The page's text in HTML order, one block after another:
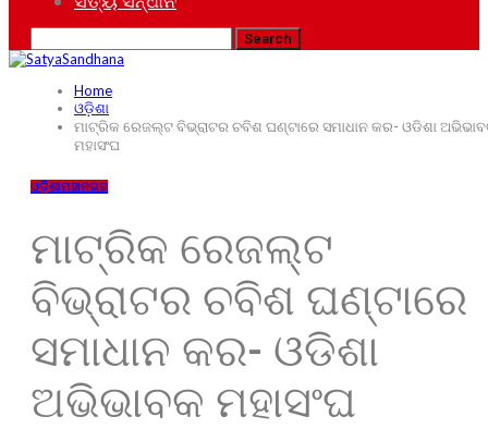
Home
ଓଡ଼ିଶା
ମାଟ୍ରିକ ରେଜଲ୍ଟ ବିଭ୍ରାଟର ଚବିଶ ଘଣ୍ଟାରେ ସମାଧାନ କର- ଓଡିଶା
ମହାସଂଘ
ଓଡ଼ିଶାମହାନଗର
ମାଟ୍ରିକ ରେଜଲ୍ଟ
ବିଭ୍ରାଟର ଚବିଶ ଘଣ୍ଟାରେ
ସମାଧାନ କର- ଓଡିଶା
ଅଭିଭାବକ ମହାସଂଘ